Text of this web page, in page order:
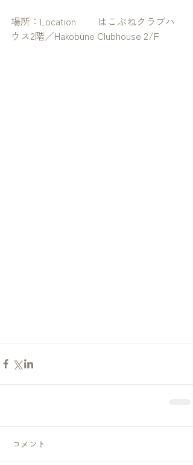
場所：Location 　　はこぶねクラブハ
ウス2階／Hakobune Clubhouse 2/F
コメント